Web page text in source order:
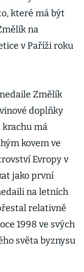
které má být
na
v Paříži roku
Změlík
doplňky
krachu má
kovem ve
Evropy v
jako první
na letních
relativně
1998 ve svých
světa byznysu